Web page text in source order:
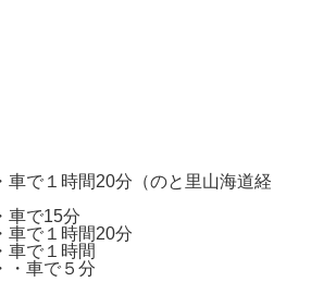
車で１時間20分（のと里山海道経
車で15分
車で１時間20分
車で１時間
・車で５分